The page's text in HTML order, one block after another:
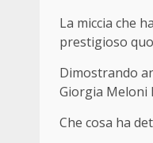
La miccia che
prestigioso
Dimostrando
Giorgia Meloni
Che cosa ha